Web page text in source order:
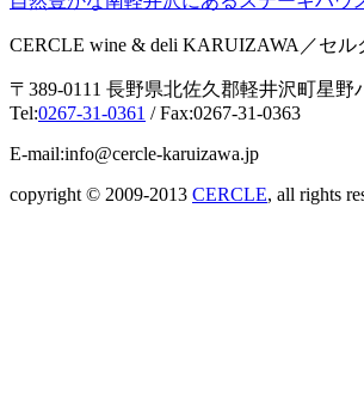
CERCLE wine & deli KARUIZAWA／セル
〒389-0111 長野県北佐久郡軽井沢町星
Tel:0267-31-0361 / Fax:0267-31-0363
E-mail:info@cercle-karuizawa.jp
copyright © 2009-2013 CERCLE, all rights